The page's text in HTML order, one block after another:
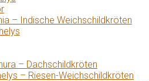
– Indische Weichschildkröten
– Dachschildkröten
– Riesen-Weichschildkröten